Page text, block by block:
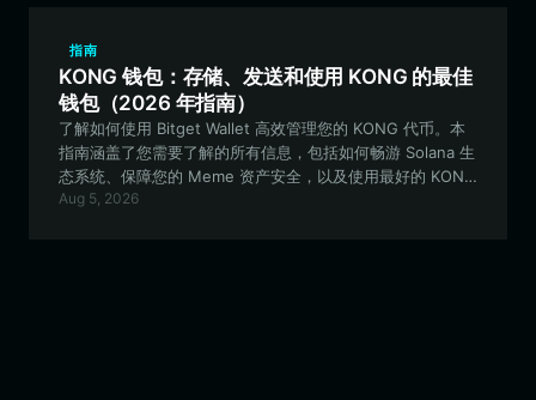
指南
KONG 钱包：存储、发送和使用 KONG 的最佳
钱包（2026 年指南）
了解如何使用 Bitget Wallet 高效管理您的 KONG 代币。本
指南涵盖了您需要了解的所有信息，包括如何畅游 Solana 生
态系统、保障您的 Meme 资产安全，以及使用最好的 KONG
钱包参与社区驱动的项目。
Aug 5, 2026